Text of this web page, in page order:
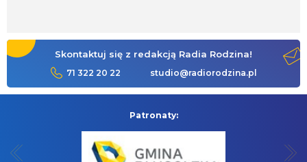
Skontaktuj się z redakcją Radia Rodzina!
71 322 20 22 studio@radiorodzina.pl
Patronaty: